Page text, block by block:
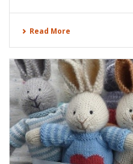
Read More